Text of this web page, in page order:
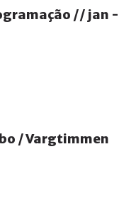
// jan -
/Vargtimmen